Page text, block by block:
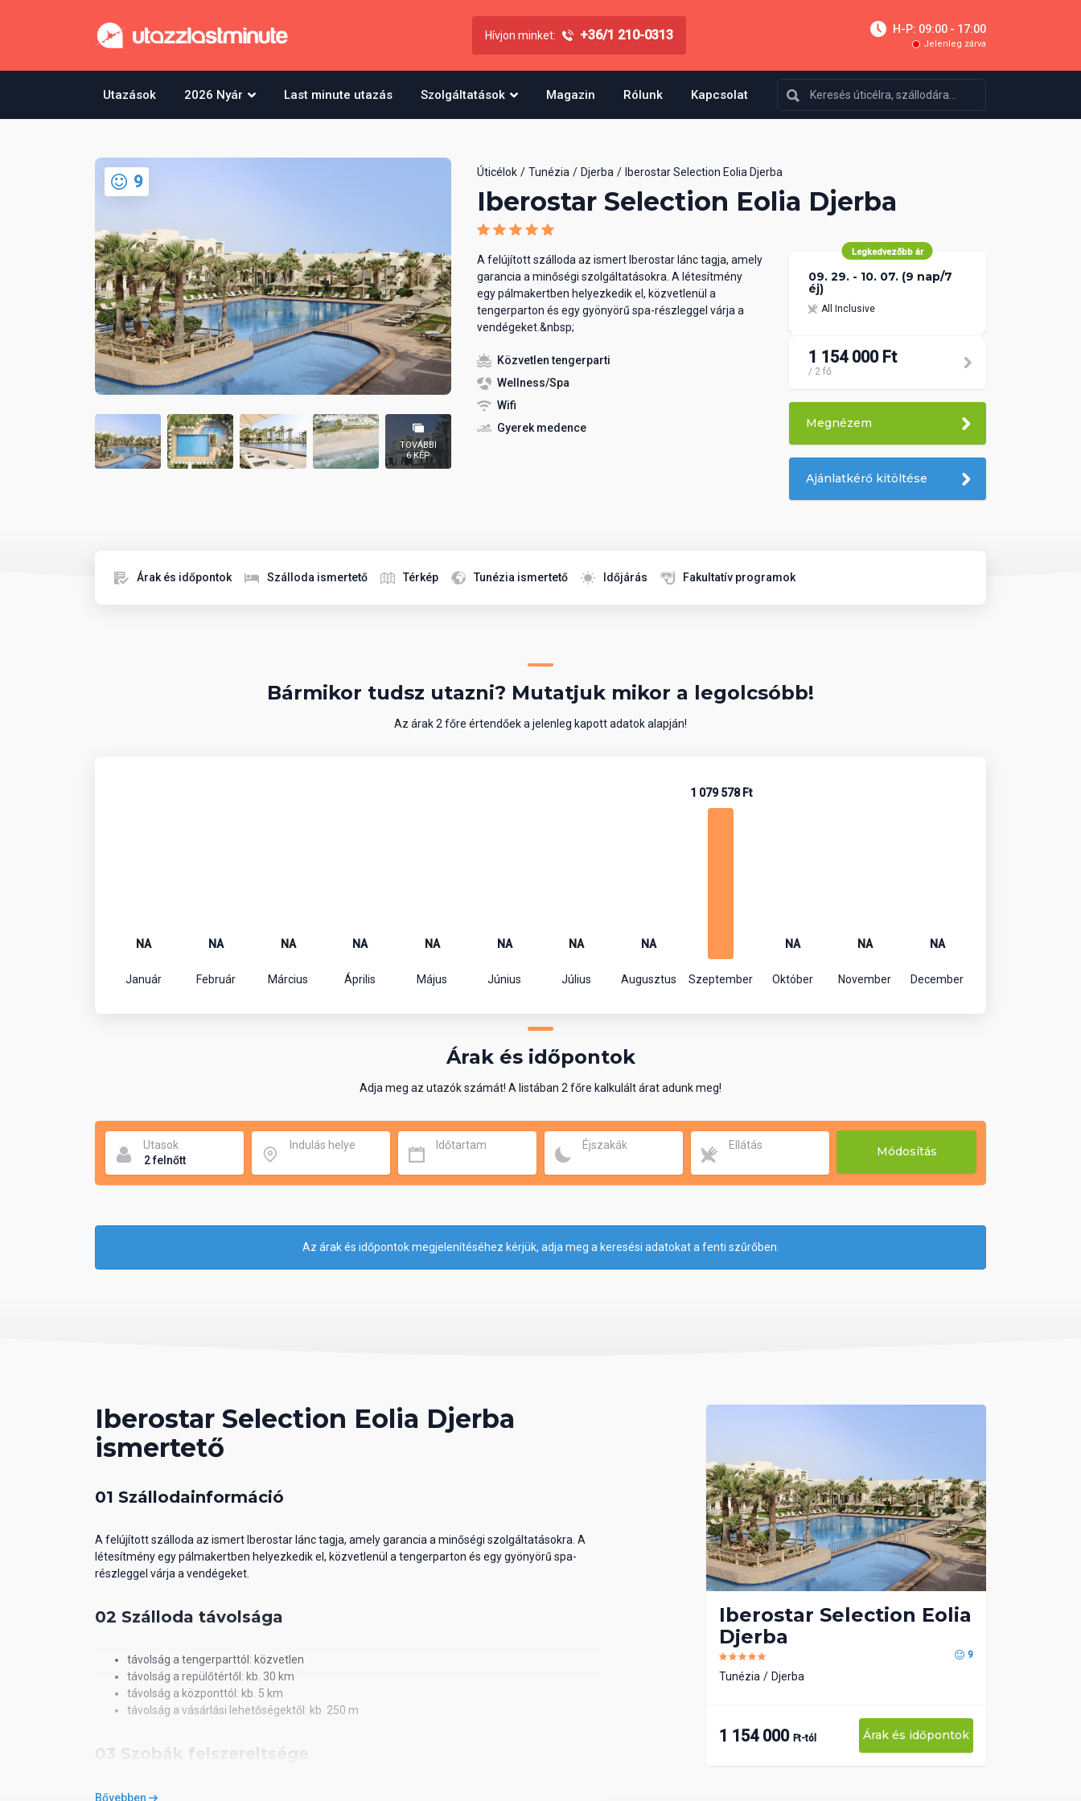
Hívjon minket: +36/1 210-0313 H-P: 09:00 - 17:00
Jelenleg zárva
Utazások 2026 Nyár Last minute utazás Szolgáltatások Magazin Rólunk Kapcsolat
9
TOVÁBBI
6 KÉP
Úticélok Tunézia Djerba Iberostar Selection Eolia Djerba
Iberostar Selection Eolia Djerba
A felújított szálloda az ismert Iberostar lánc tagja, amely
garancia a minőségi szolgáltatásokra. A létesítmény
egy pálmakertben helyezkedik el, közvetlenül a
tengerparton és egy gyönyörű spa-részleggel várja a
vendégeket.&nbsp;
Közvetlen tengerparti
Wellness/Spa
Wifi
Gyerek medence
Legkedvezőbb ár
09. 29. - 10. 07. (9 nap/7
éj)
All Inclusive
1 154 000 Ft
/ 2 fő
Megnézem
Ajánlatkérő kitöltése
Árak és időpontok Szálloda ismertető Térkép Tunézia ismertető Időjárás Fakultatív programok
Bármikor tudsz utazni? Mutatjuk mikor a legolcsóbb!
Az árak 2 főre értendőek a jelenleg kapott adatok alapján!
NA
Január
NA
Február
NA
Március
NA
Április
NA
Május
NA
Június
NA
Július
NA
Augusztus
1 079 578 Ft
Szeptember
NA
Október
NA
November
NA
December
Árak és időpontok
Adja meg az utazók számát! A listában 2 főre kalkulált árat adunk meg!
Utasok Indulás helye Időtartam Éjszakák Ellátás Módosítás
Az árak és időpontok megjelenítéséhez kérjük, adja meg a keresési adatokat a fenti szűrőben.
Iberostar Selection Eolia Djerba
ismertető
01 Szállodainformáció
A felújított szálloda az ismert Iberostar lánc tagja, amely garancia a minőségi szolgáltatásokra. A
létesítmény egy pálmakertben helyezkedik el, közvetlenül a tengerparton és egy gyönyörű spa-
részleggel várja a vendégeket.
02 Szálloda távolsága
távolság a tengerparttól: közvetlen
távolság a repülőtértől: kb. 30 km
távolság a központtól: kb. 5 km
távolság a vásárlási lehetőségektől: kb. 250 m
03 Szobák felszereltsége
Szobák
Bővebben
Iberostar Selection Eolia
Djerba
9
Tunézia Djerba
1 154 000 Ft-tól Árak és időpontok